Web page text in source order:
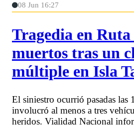
08 Jun 16:27
Tragedia en
muertos tras un
múltiple en Isla
El siniestro ocurrió pasadas las
involucró al menos a tres
heridos. Vialidad Nacional